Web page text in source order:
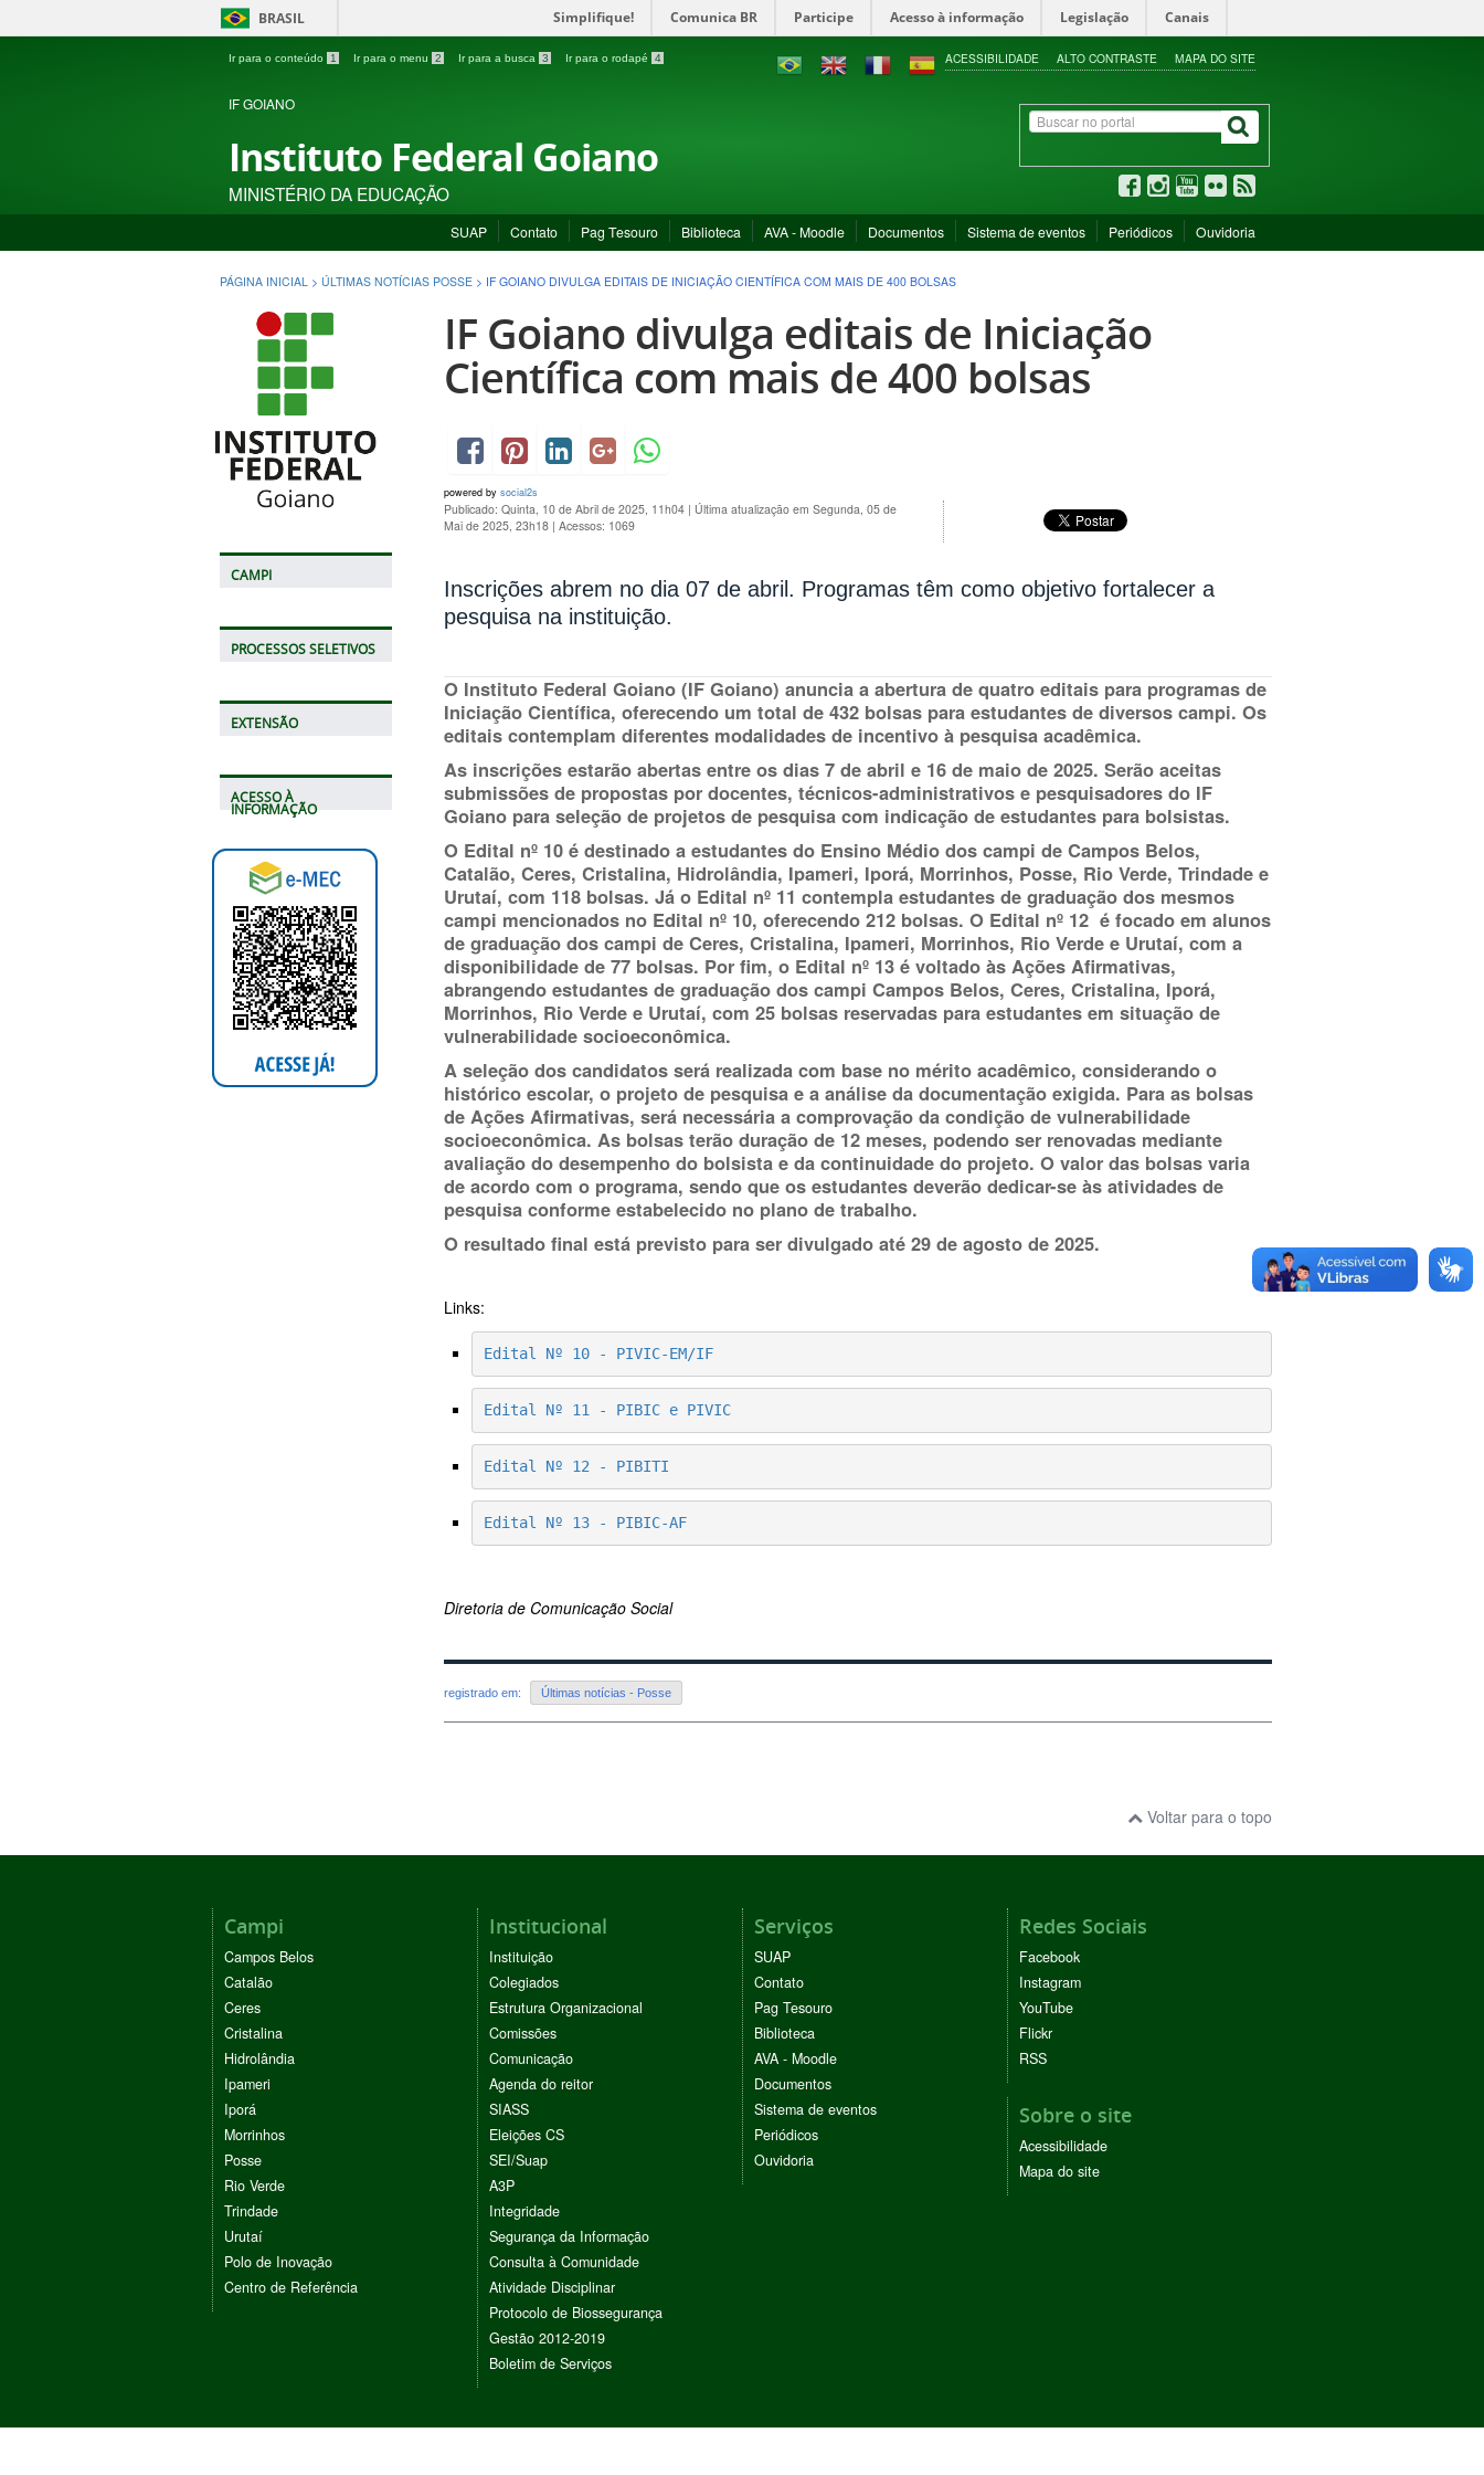
BRASIL Simplifique! Comunica BR Participe Acesso à informação Legislação Canais
Ir para o conteúdo 1 Ir para o menu 2 Ir para a busca 3 Ir para o rodapé 4 ACESSIBILIDADE ALTO CONTRASTE MAPA DO SITE
IF GOIANO
Instituto Federal Goiano
MINISTÉRIO DA EDUCAÇÃO
SUAP Contato Pag Tesouro Biblioteca AVA - Moodle Documentos Sistema de eventos Periódicos Ouvidoria
PÁGINA INICIAL > ÚLTIMAS NOTÍCIAS POSSE > IF GOIANO DIVULGA EDITAIS DE INICIAÇÃO CIENTÍFICA COM MAIS DE 400 BOLSAS
CAMPI
PROCESSOS SELETIVOS
EXTENSÃO
ACESSO À
INFORMAÇÃO
IF Goiano divulga editais de Iniciação
Científica com mais de 400 bolsas
powered by social2s
Publicado: Quinta, 10 de Abril de 2025, 11h04 | Última atualização em Segunda, 05 de
Mai de 2025, 23h18 | Acessos: 1069
Inscrições abrem no dia 07 de abril. Programas têm como objetivo fortalecer a
pesquisa na instituição.
O Instituto Federal Goiano (IF Goiano) anuncia a abertura de quatro editais para programas de
Iniciação Científica, oferecendo um total de 432 bolsas para estudantes de diversos campi. Os
editais contemplam diferentes modalidades de incentivo à pesquisa acadêmica.
As inscrições estarão abertas entre os dias 7 de abril e 16 de maio de 2025. Serão aceitas
submissões de propostas por docentes, técnicos-administrativos e pesquisadores do IF
Goiano para seleção de projetos de pesquisa com indicação de estudantes para bolsistas.
O Edital nº 10 é destinado a estudantes do Ensino Médio dos campi de Campos Belos,
Catalão, Ceres, Cristalina, Hidrolândia, Ipameri, Iporá, Morrinhos, Posse, Rio Verde, Trindade e
Urutaí, com 118 bolsas. Já o Edital nº 11 contempla estudantes de graduação dos mesmos
campi mencionados no Edital nº 10, oferecendo 212 bolsas. O Edital nº 12 é focado em alunos
de graduação dos campi de Ceres, Cristalina, Ipameri, Morrinhos, Rio Verde e Urutaí, com a
disponibilidade de 77 bolsas. Por fim, o Edital nº 13 é voltado às Ações Afirmativas,
abrangendo estudantes de graduação dos campi Campos Belos, Ceres, Cristalina, Iporá,
Morrinhos, Rio Verde e Urutaí, com 25 bolsas reservadas para estudantes em situação de
vulnerabilidade socioeconômica.
A seleção dos candidatos será realizada com base no mérito acadêmico, considerando o
histórico escolar, o projeto de pesquisa e a análise da documentação exigida. Para as bolsas
de Ações Afirmativas, será necessária a comprovação da condição de vulnerabilidade
socioeconômica. As bolsas terão duração de 12 meses, podendo ser renovadas mediante
avaliação do desempenho do bolsista e da continuidade do projeto. O valor das bolsas varia
de acordo com o programa, sendo que os estudantes deverão dedicar-se às atividades de
pesquisa conforme estabelecido no plano de trabalho.
O resultado final está previsto para ser divulgado até 29 de agosto de 2025.
Links:
Edital Nº 10 - PIVIC-EM/IF
Edital Nº 11 - PIBIC e PIVIC
Edital Nº 12 - PIBITI
Edital Nº 13 - PIBIC-AF
Diretoria de Comunicação Social
registrado em: Últimas notícias - Posse
Voltar para o topo
Campi
Campos Belos
Catalão
Ceres
Cristalina
Hidrolândia
Ipameri
Iporá
Morrinhos
Posse
Rio Verde
Trindade
Urutaí
Polo de Inovação
Centro de Referência
Institucional
Instituição
Colegiados
Estrutura Organizacional
Comissões
Comunicação
Agenda do reitor
SIASS
Eleições CS
SEI/Suap
A3P
Integridade
Segurança da Informação
Consulta à Comunidade
Atividade Disciplinar
Protocolo de Biossegurança
Gestão 2012-2019
Boletim de Serviços
Serviços
SUAP
Contato
Pag Tesouro
Biblioteca
AVA - Moodle
Documentos
Sistema de eventos
Periódicos
Ouvidoria
Redes Sociais
Facebook
Instagram
YouTube
Flickr
RSS
Sobre o site
Acessibilidade
Mapa do site